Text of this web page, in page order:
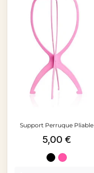
Support Perruque Pliable
Prix
5,00 €
NoirFuschia